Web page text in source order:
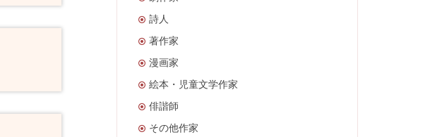
詩人
著作家
漫画家
絵本・児童文学作家
俳諧師
その他作家